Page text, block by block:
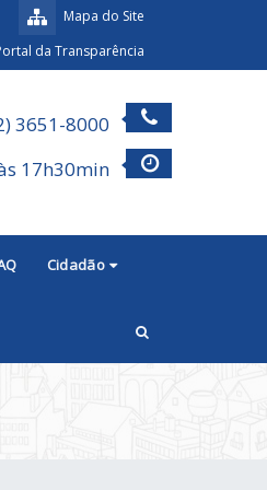
Mapa do Site
da Transparência
3651-8000
17h30min
Cidadão